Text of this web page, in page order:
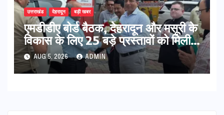
उत्तराखंड देहरादून बड़ी खबर
एमडीडीए बोर्ड बैठक, देहरादून और मसूरी के
विकास के लिए 25 बड़े प्रस्तावों को मिली
हरी झंडी
AUG 5, 2026 ADMIN